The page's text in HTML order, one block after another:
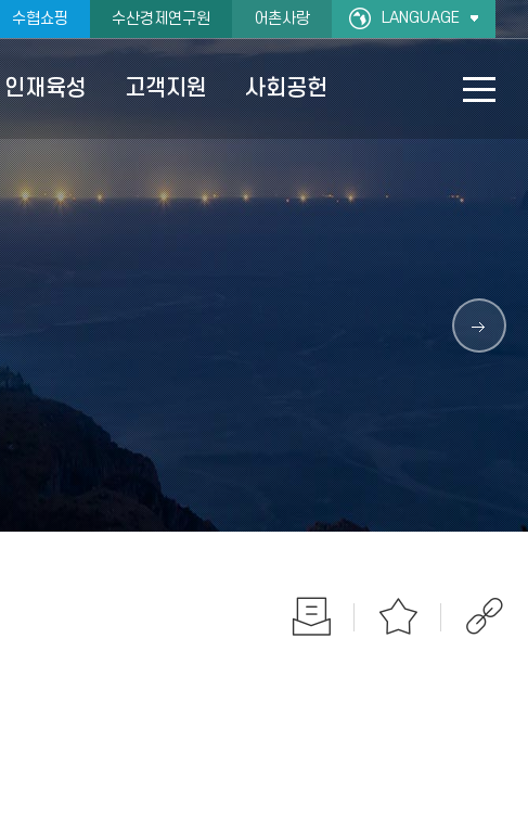
수협쇼핑 수산경제연구원 어촌사랑 LANGUAGE
인재육성 고객지원 사회공헌